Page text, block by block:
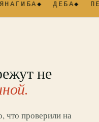
ЯНАГИБА ДЕБА
не
что проверили на